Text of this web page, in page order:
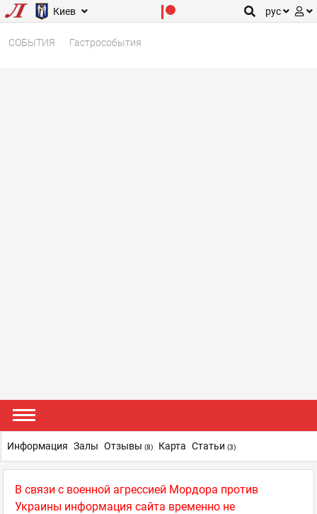
Киев рус
СОБЫТИЯ Гастрособытия
В связи с военной агрессией Мордора против
Украины информация сайта временно не
Информация Залы Отзывы (8) Карта Статьи (3)